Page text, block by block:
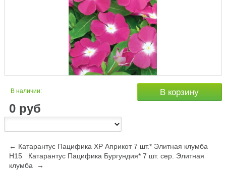
В наличии:
0 руб
В корзину
← Катарантус Пацифика XP Априкот 7 шт.* Элитная клумба
Н15
Катарантус Пацифика Бургундия* 7 шт. сер. Элитная
клумба →